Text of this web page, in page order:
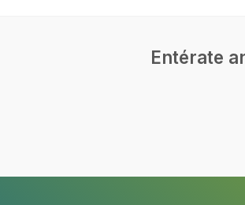
Entérate